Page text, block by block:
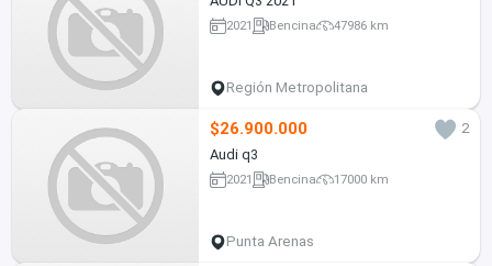
2021 Bencina 47986 km
Región Metropolitana
$26.900.000
2
Audi q3
2021 Bencina 17000 km
Punta Arenas